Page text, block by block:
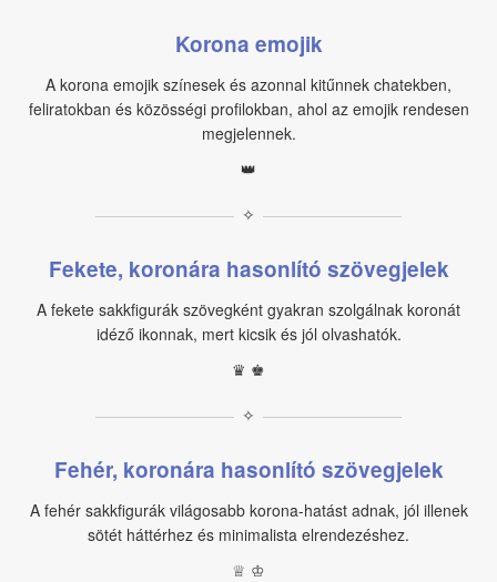
Korona emojik
A korona emojik színesek és azonnal kitűnnek chatekben,
feliratokban és közösségi profilokban, ahol az emojik rendesen
megjelennek.
👑
✧
Fekete, koronára hasonlító szövegjelek
A fekete sakkfigurák szövegként gyakran szolgálnak koronát
idéző ikonnak, mert kicsik és jól olvashatók.
♛ ♚
✧
Fehér, koronára hasonlító szövegjelek
A fehér sakkfigurák világosabb korona-hatást adnak, jól illenek
sötét háttérhez és minimalista elrendezéshez.
♕ ♔